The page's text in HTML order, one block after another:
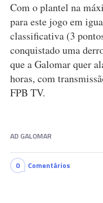
Com o plantel na
para este jogo em
classificativa (3
conquistado uma
que a Galomar quer
horas, com
FPB TV.
AD GALOMAR
0 Comentários